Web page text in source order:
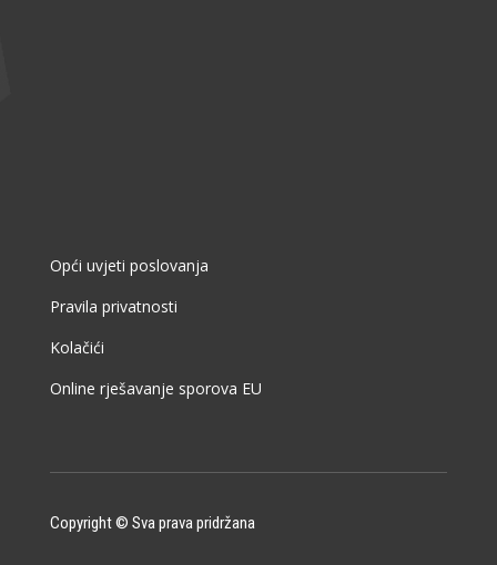
Opći uvjeti poslovanja
Pravila privatnosti
Kolačići
Online rješavanje sporova EU
Copyright © Sva prava pridržana